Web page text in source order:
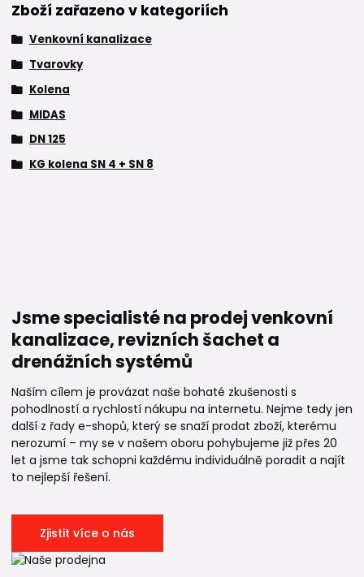
Zboží zařazeno v kategoriích
Venkovní kanalizace
Tvarovky
Kolena
MIDAS
DN 125
KG kolena SN 4 + SN 8
Jsme specialisté na prodej venkovní
kanalizace, revizních šachet a
drenážních systémů
Naším cílem je provázat naše bohaté zkušenosti s
pohodlností a rychlostí nákupu na internetu. Nejme tedy jen
další z řady e-shopů, který se snaží prodat zboží, kterému
nerozumí – my se v našem oboru pohybujeme již přes 20
let a jsme tak schopni každému individuálně poradit a najít
to nejlepší řešení.
Zjistit více o nás